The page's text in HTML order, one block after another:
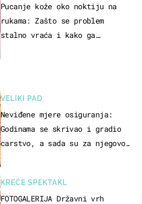
VELIKI PAD
Neviđene mjere osiguranja:
Godinama se skrivao i gradio
carstvo, a sada su za njegovo
KREĆE SPEKTAKL
FOTOGALERIJA Državni vrh
Pucanje kože oko noktiju na
rukama: Zašto se problem
stalno vraća i kako ga